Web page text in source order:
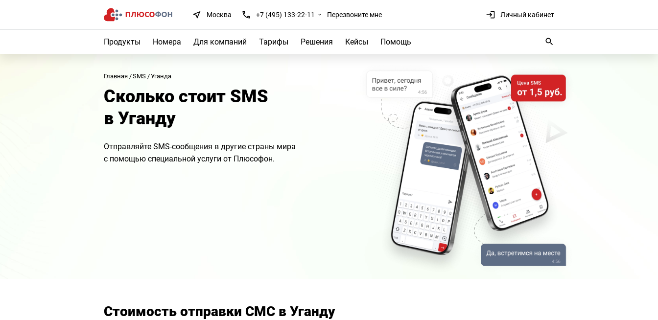
Москва +7 (495) 133-22-11 Перезвоните мне Личный кабинет
Продукты Номера Для компаний Тарифы Решения Кейсы Помощь
Главная SMS Уганда
Сколько стоит SMS
в Уганду
Отправляйте SMS-сообщения в другие страны мира
с помощью специальной услуги от Плюсофон.
Стоимость отправки СМС в Уганду